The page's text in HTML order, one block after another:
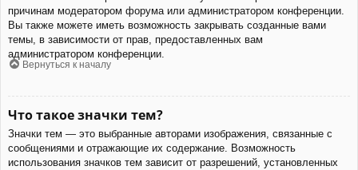
причинам модератором форума или администратором конференции.
Вы также можете иметь возможность закрывать созданные вами
темы, в зависимости от прав, предоставленных вам
администратором конференции.
Вернуться к началу
Что такое значки тем?
Значки тем — это выбранные авторами изображения, связанные с
сообщениями и отражающие их содержание. Возможность
использования значков тем зависит от разрешений, установленных